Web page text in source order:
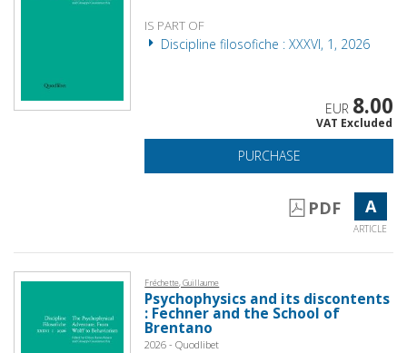
IS PART OF
Discipline filosofiche : XXXVI, 1, 2026
EUR 8.00
VAT Excluded
PURCHASE
PDF A
ARTICLE
Fréchette, Guillaume
Psychophysics and its discontents
: Fechner and the School of
Brentano
2026 - Quodlibet